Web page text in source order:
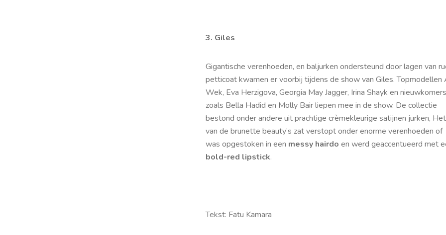
3. Giles
Gigantische verenhoeden, en baljurken ondersteund door lagen van
petticoat kwamen er voorbij tijdens de show van Giles. Topmodellen
Wek, Eva Herzigova, Georgia May Jagger, Irina Shayk en nieuwkomers
zoals Bella Hadid en Molly Bair liepen mee in de show. De collectie
bestond onder andere uit prachtige crèmekleurige satijnen jurken,
van de brunette beauty’s zat verstopt onder enorme verenhoeden of
was opgestoken in een messy hairdo en werd geaccentueerd met
bold-red lipstick.
Tekst: Fatu Kamara